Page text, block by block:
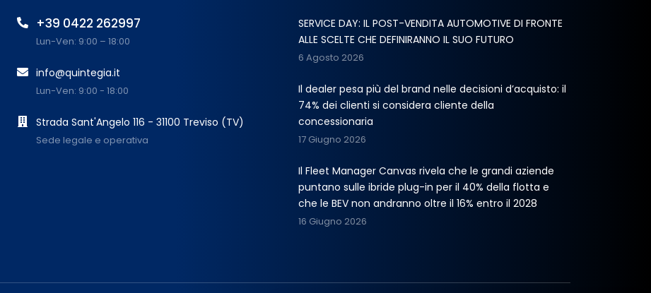
+39 0422 262997
Lun-Ven: 9:00 – 18:00
info@quintegia.it
Lun-Ven: 9:00 - 18:00
Strada Sant'Angelo 116 - 31100 Treviso (TV)
Sede legale e operativa
SERVICE DAY: IL POST-VENDITA AUTOMOTIVE DI FRONTE
ALLE SCELTE CHE DEFINIRANNO IL SUO FUTURO
6 Agosto 2026
Il dealer pesa più del brand nelle decisioni d’acquisto: il
74% dei clienti si considera cliente della
concessionaria
17 Giugno 2026
Il Fleet Manager Canvas rivela che le grandi aziende
puntano sulle ibride plug-in per il 40% della flotta e
che le BEV non andranno oltre il 16% entro il 2028
16 Giugno 2026